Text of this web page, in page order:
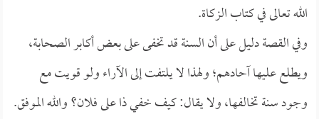
الله تعالى في كتاب الزكاة.
وفي القصة دليل على أن السنة قد تخفى على بعض أكابر الصحابة،
ويطلع عليها آحادهم؛ ولهذا لا يلتفت إلى الآراء ولو قويت مع
وجود سنة تخالفها، ولا يقال: كيف خفي ذا على فلان؟ والله الموفق.